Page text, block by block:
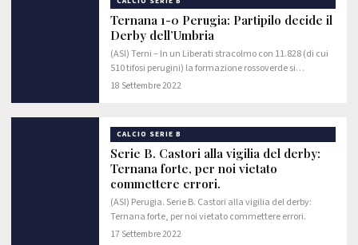
Ternana 1-0 Perugia: Partipilo decide il
Derby dell’Umbria
(ASI) Terni – In un Liberati stracolmo con 11.828 (di cui
510 tifosi perugini) la formazione rossoverde si
aggiudica il Derby dell’Umbria con un gol al 46’ di
18 Settembre 2022
CALCIO SERIE B
Serie B. Castori alla vigilia del derby:
Ternana forte, per noi vietato
commettere errori.
(ASI) Perugia. Serie B. Castori alla vigilia del derby:
Ternana forte, per noi vietato commettere errori.
17 Settembre 2022